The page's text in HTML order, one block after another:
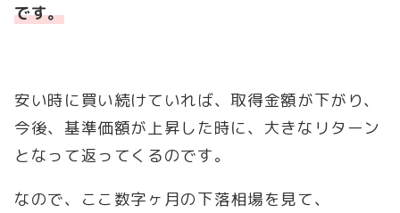
です。
安い時に買い続けていれば、取得金額が下がり、
今後、基準価額が上昇した時に、大きなリターン
となって返ってくるのです。
なので、ここ数字ヶ月の下落相場を見て、